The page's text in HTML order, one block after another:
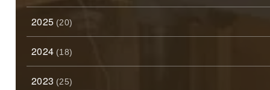
2025 (20)
2024 (18)
2023 (25)